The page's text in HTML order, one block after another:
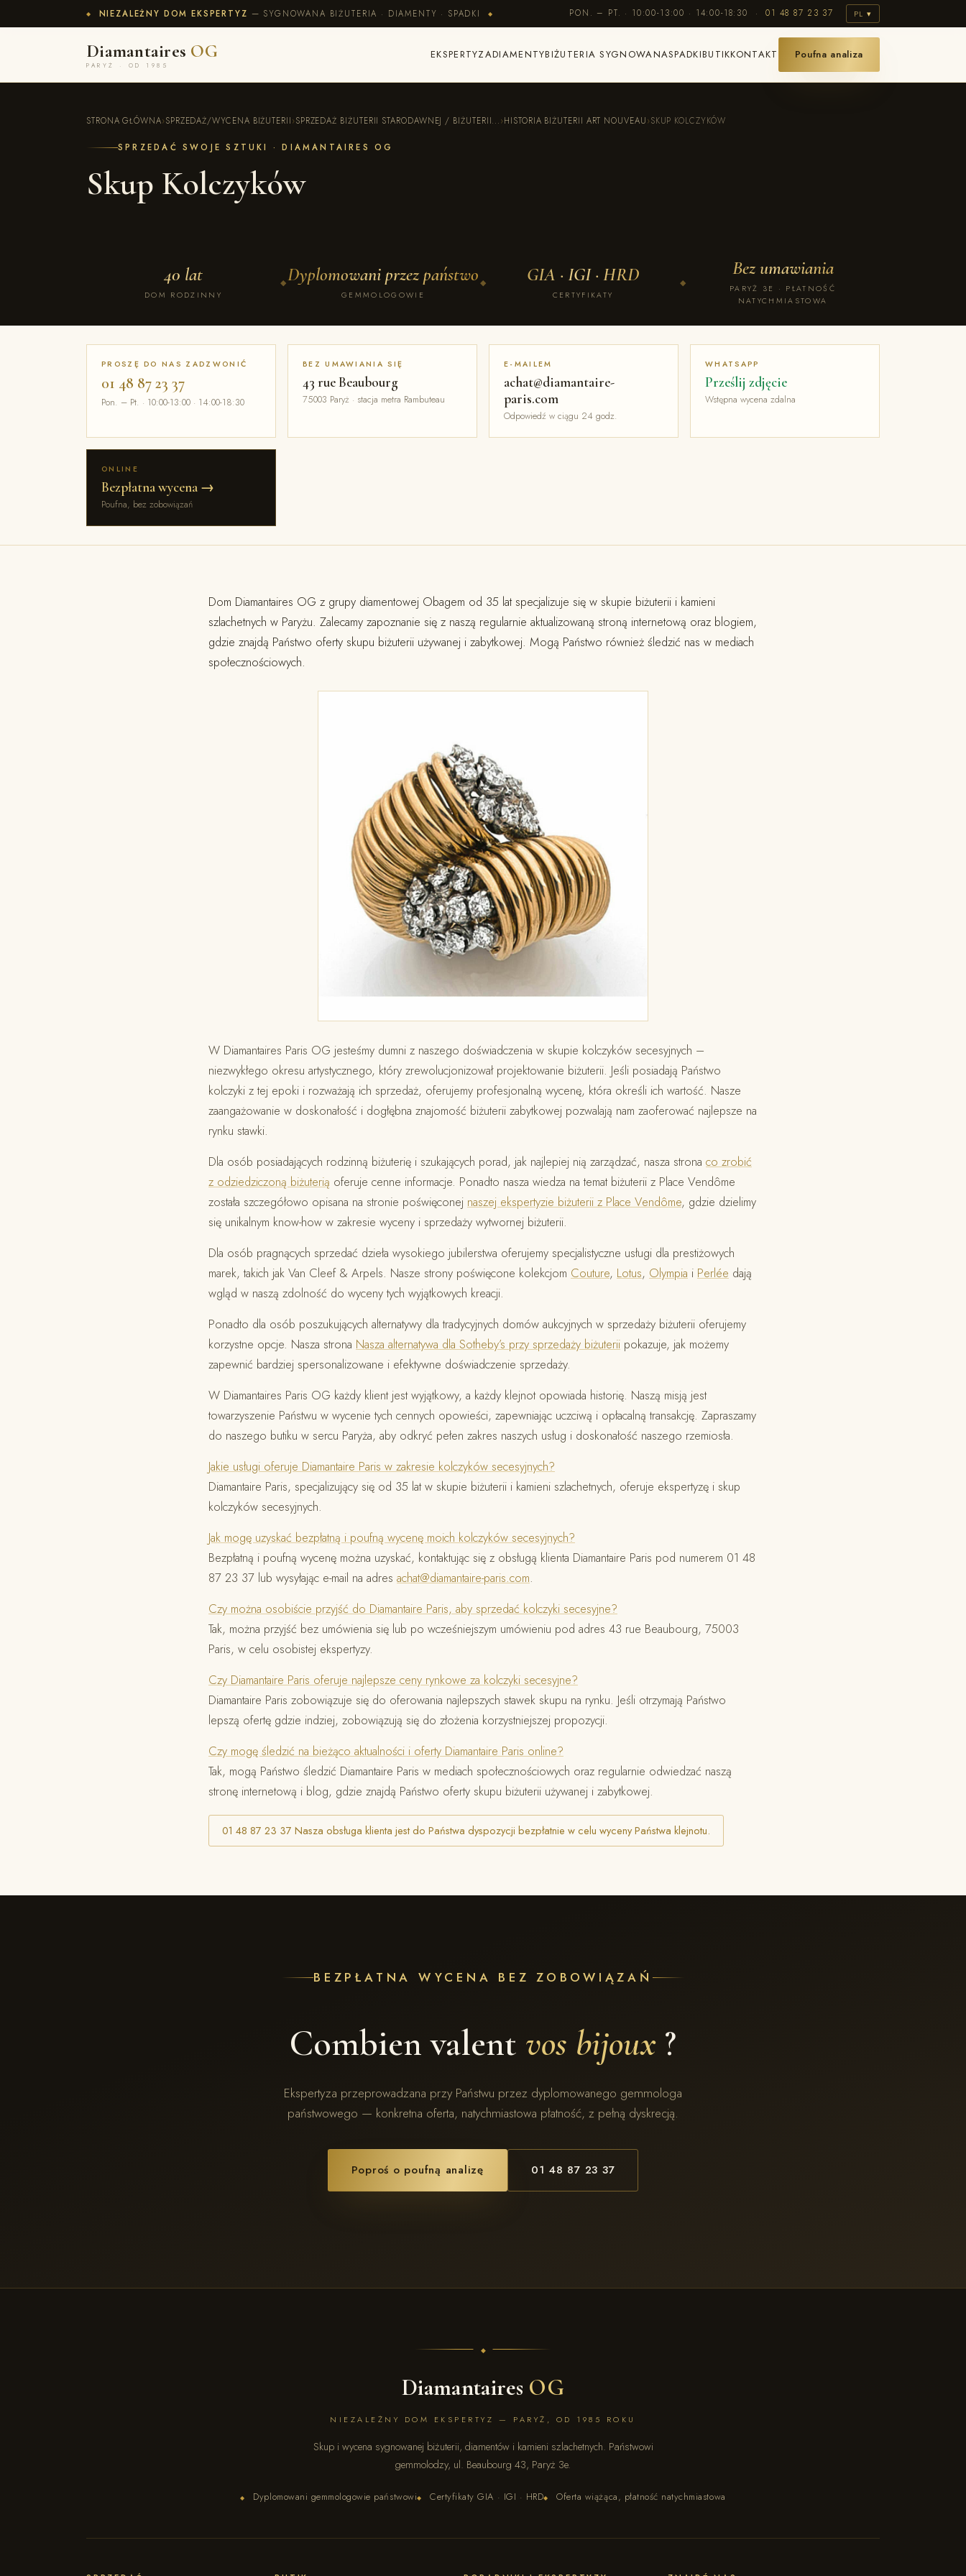
◆ NIEZALEŻNY DOM EKSPERTYZ — SYGNOWANA BIŻUTERIA · DIAMENTY · SPADKI ◆ PON. – PT. · 10:00-13:00 · 14:00-18:30 ·01 48 87 23 37 PL ▾
Diamantaires OG
PARYŻ · OD 1985
EKSPERTYZADIAMENTYBIŻUTERIA SYGNOWANASPADKIBUTIKKONTAKT Poufna analiza
STRONA GŁÓWNA›SPRZEDAŻ/WYCENA BIŻUTERII›SPRZEDAŻ BIŻUTERII STARODAWNEJ / BIŻUTERII...›HISTORIA BIŻUTERII ART NOUVEAU›SKUP KOLCZYKÓW
SPRZEDAĆ SWOJE SZTUKI · DIAMANTAIRES OG
Skup Kolczyków
40 lat
DOM RODZINNY
◆Dyplomowani przez państwo
GEMMOLOGOWIE
◆ GIA · IGI · HRD
CERTYFIKATY
◆
Bez umawiania
PARYŻ 3E · PŁATNOŚĆ
NATYCHMIASTOWA
PROSZĘ DO NAS ZADZWONIĆ
01 48 87 23 37
Pon. – Pt. · 10:00-13:00 · 14:00-18:30
BEZ UMAWIANIA SIĘ
43 rue Beaubourg
75003 Paryż · stacja metra Rambuteau
E-MAILEM
achat@diamantaire-
paris.com
Odpowiedź w ciągu 24 godz.
WHATSAPP
Prześlij zdjęcie
Wstępna wycena zdalna
ONLINE
Bezpłatna wycena →
Poufna, bez zobowiązań
Dom Diamantaires OG z grupy diamentowej Obagem od 35 lat specjalizuje się w skupie biżuterii i kamieni
szlachetnych w Paryżu. Zalecamy zapoznanie się z naszą regularnie aktualizowaną stroną internetową oraz blogiem,
gdzie znajdą Państwo oferty skupu biżuterii używanej i zabytkowej. Mogą Państwo również śledzić nas w mediach
społecznościowych.
W Diamantaires Paris OG jesteśmy dumni z naszego doświadczenia w skupie kolczyków secesyjnych –
niezwykłego okresu artystycznego, który zrewolucjonizował projektowanie biżuterii. Jeśli posiadają Państwo
kolczyki z tej epoki i rozważają ich sprzedaż, oferujemy profesjonalną wycenę, która określi ich wartość. Nasze
zaangażowanie w doskonałość i dogłębna znajomość biżuterii zabytkowej pozwalają nam zaoferować najlepsze na
rynku stawki.
Dla osób posiadających rodzinną biżuterię i szukających porad, jak najlepiej nią zarządzać, nasza strona co zrobić
z odziedziczoną biżuterią oferuje cenne informacje. Ponadto nasza wiedza na temat biżuterii z Place Vendôme
została szczegółowo opisana na stronie poświęconej naszej ekspertyzie biżuterii z Place Vendôme, gdzie dzielimy
się unikalnym know-how w zakresie wyceny i sprzedaży wytwornej biżuterii.
Dla osób pragnących sprzedać dzieła wysokiego jubilerstwa oferujemy specjalistyczne usługi dla prestiżowych
marek, takich jak Van Cleef & Arpels. Nasze strony poświęcone kolekcjom Couture, Lotus, Olympia i Perlée dają
wgląd w naszą zdolność do wyceny tych wyjątkowych kreacji.
Ponadto dla osób poszukujących alternatywy dla tradycyjnych domów aukcyjnych w sprzedaży biżuterii oferujemy
korzystne opcje. Nasza strona Nasza alternatywa dla Sotheby’s przy sprzedaży biżuterii pokazuje, jak możemy
zapewnić bardziej spersonalizowane i efektywne doświadczenie sprzedaży.
W Diamantaires Paris OG każdy klient jest wyjątkowy, a każdy klejnot opowiada historię. Naszą misją jest
towarzyszenie Państwu w wycenie tych cennych opowieści, zapewniając uczciwą i opłacalną transakcję. Zapraszamy
do naszego butiku w sercu Paryża, aby odkryć pełen zakres naszych usług i doskonałość naszego rzemiosła.
Jakie usługi oferuje Diamantaire Paris w zakresie kolczyków secesyjnych?
Diamantaire Paris, specjalizujący się od 35 lat w skupie biżuterii i kamieni szlachetnych, oferuje ekspertyzę i skup
kolczyków secesyjnych.
Jak mogę uzyskać bezpłatną i poufną wycenę moich kolczyków secesyjnych?
Bezpłatną i poufną wycenę można uzyskać, kontaktując się z obsługą klienta Diamantaire Paris pod numerem 01 48
87 23 37 lub wysyłając e-mail na adres achat@diamantaire-paris.com.
Czy można osobiście przyjść do Diamantaire Paris, aby sprzedać kolczyki secesyjne?
Tak, można przyjść bez umówienia się lub po wcześniejszym umówieniu pod adres 43 rue Beaubourg, 75003
Paris, w celu osobistej ekspertyzy.
Czy Diamantaire Paris oferuje najlepsze ceny rynkowe za kolczyki secesyjne?
Diamantaire Paris zobowiązuje się do oferowania najlepszych stawek skupu na rynku. Jeśli otrzymają Państwo
lepszą ofertę gdzie indziej, zobowiązują się do złożenia korzystniejszej propozycji.
Czy mogę śledzić na bieżąco aktualności i oferty Diamantaire Paris online?
Tak, mogą Państwo śledzić Diamantaire Paris w mediach społecznościowych oraz regularnie odwiedzać naszą
stronę internetową i blog, gdzie znajdą Państwo oferty skupu biżuterii używanej i zabytkowej.
01 48 87 23 37 Nasza obsługa klienta jest do Państwa dyspozycji bezpłatnie w celu wyceny Państwa klejnotu.
BEZPŁATNA WYCENA BEZ ZOBOWIĄZAŃ
Combien valent vos bijoux?
Ekspertyza przeprowadzana przy Państwu przez dyplomowanego gemmologa
państwowego — konkretna oferta, natychmiastowa płatność, z pełną dyskrecją.
Poproś o poufną analizę 01 48 87 23 37
Diamantaires OG
NIEZALEŻNY DOM EKSPERTYZ — PARYŻ, OD 1985 ROKU
Skup i wycena sygnowanej biżuterii, diamentów i kamieni szlachetnych. Państwowi
gemmolodzy, ul. Beaubourg 43, Paryż 3e.
◆ Dyplomowani gemmologowie państwowi◆ Certyfikaty GIA · IGI · HRD◆ Oferta wiążąca, płatność natychmiastowa